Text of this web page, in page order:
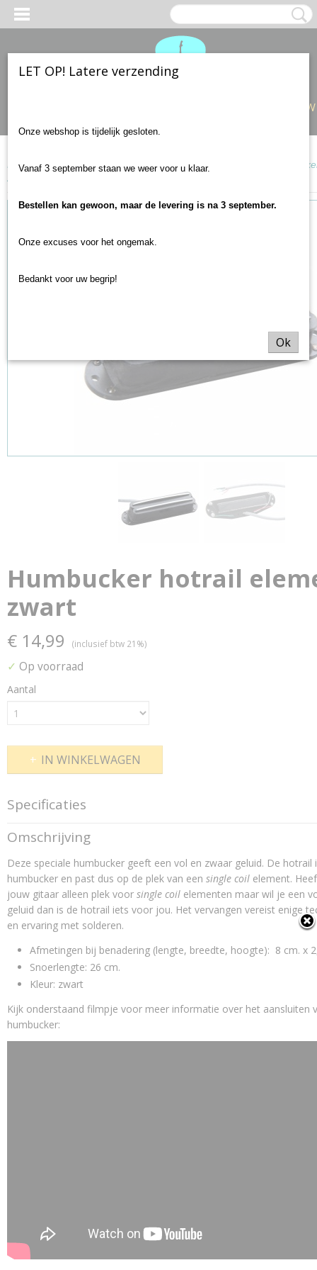
Home>Gitaar onderdelen> Elementen en schakelaars
zwart
Humbucker hotrail
zwart
€ 14,99 (inclusief btw 21%)
✓ Op voorraad
Aantal
IN WINKELWAGEN
Specificaties
Netto gewicht
80,00 g
Bruto gewicht
100,00 g
Afmetingen (l,b,h)
8 x 2,20 x 2 cm
Omschrijving
Deze speciale humbucker geeft een vol en zwaar geluid. De hotrail
humbucker en past dus op de plek van een single coil element.
jouw gitaar alleen plek voor single coil elementen maar wil je een
geluid dan is de hotrail iets voor jou. Het vervangen vereist enige
en ervaring met solderen.
Afmetingen bij benadering (lengte, breedte, hoogte): 8 cm. x
Snoerlengte: 26 cm.
Kleur: zwart
Kijk onderstaand filmpje voor meer informatie over het aansluiten
humbucker:
LET OP! Latere verzending
Onze webshop is tijdelijk gesloten.
Vanaf 3 september staan we weer voor u klaar.
Bestellen kan gewoon, maar de levering is na 3 september.
Onze excuses voor het ongemak.
Bedankt voor uw begrip!
Ok